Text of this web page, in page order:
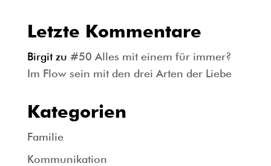
Letzte Kommentare
Birgitzu #50 Alles mit einem für immer?
Im Flow sein mit den drei Arten der Liebe
Kategorien
Familie
Kommunikation